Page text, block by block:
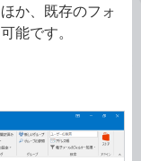
か、既存のフォ
能です。